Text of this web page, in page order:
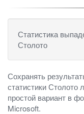
Статистика
Столото
Сохранять
статистики
простой вариант в
Microsoft.